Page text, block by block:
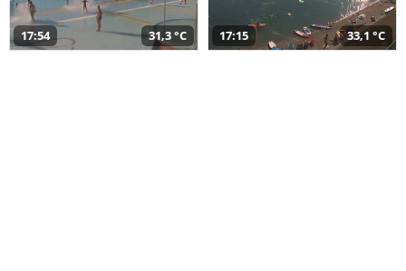
17:54 31,3 °C 17:15 33,1 °C